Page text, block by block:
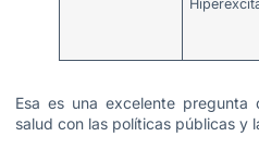
Esa es una excelente
salud con las políticas públicas y